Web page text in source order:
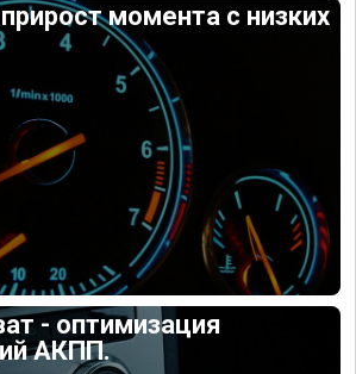
момента с низких
- оптимизация
АКПП.